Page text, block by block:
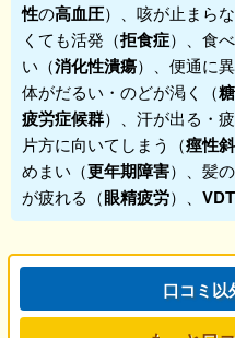
性の高血圧）、咳が止まら
くても活発（拒食症）、食
い（消化性潰瘍）、便通に
体がだるい・のどが渇く（
疲労症候群）、汗が出る・
片方に向いてしまう（痙性
めまい（更年期障害）、髪
が疲れる（眼精疲労）、
口コミ以